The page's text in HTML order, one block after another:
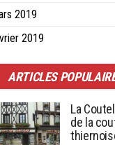
2019
2019
ARTICLES
La
de la